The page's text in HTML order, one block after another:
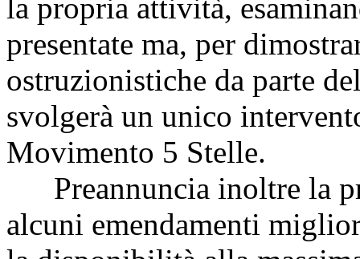
la propria attività,
presentate ma, per
ostruzionistiche da parte
svolgerà un unico
Movimento 5 Stelle.
Preannuncia inoltre la
alcuni emendamenti